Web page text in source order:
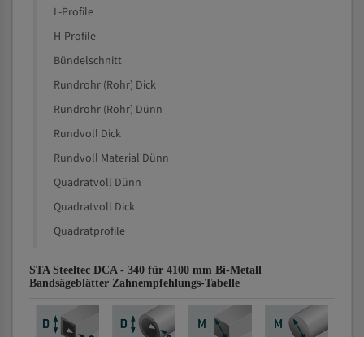
L-Profile
H-Profile
Bündelschnitt
Rundrohr (Rohr) Dick
Rundrohr (Rohr) Dünn
Rundvoll Dick
Rundvoll Material Dünn
Quadratvoll Dünn
Quadratvoll Dick
Quadratprofile
STA Steeltec DCA - 340 für 4100 mm Bi-Metall
Bandsägeblätter Zahnempfehlungs-Tabelle